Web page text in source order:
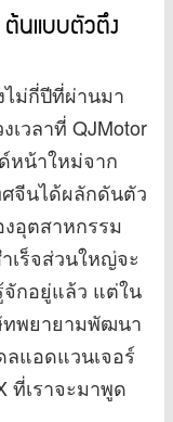
นแบบตัวตึง
ไม่กี่ปีที่ผ่านมา
เวลาที่ QJMotor
หน้าใหม่จาก
ศจีนได้ผลักดันตัว
อุตสาหกรรม
เร็จส่วนใหญ่จะ
กอยู่แล้ว แต่ใน
พยายามพัฒนา
ลแอดแวนเจอร์
ที่เราจะมาพูด